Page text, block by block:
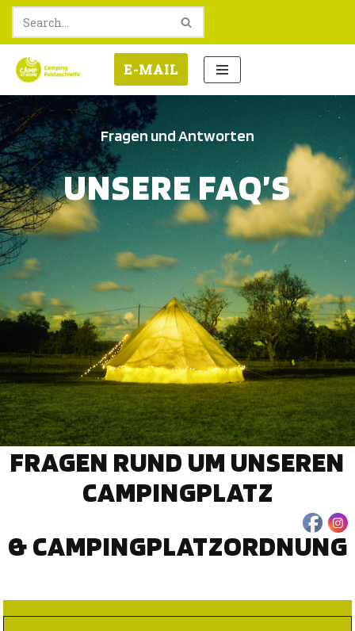
Zum
Inhalt
springen
E-MAIL
Fragen und Antworten
UNSERE FAQ’S
FRAGEN RUND UM UNSEREN
CAMPINGPLATZ
& CAMPINGPLATZORDNUNG